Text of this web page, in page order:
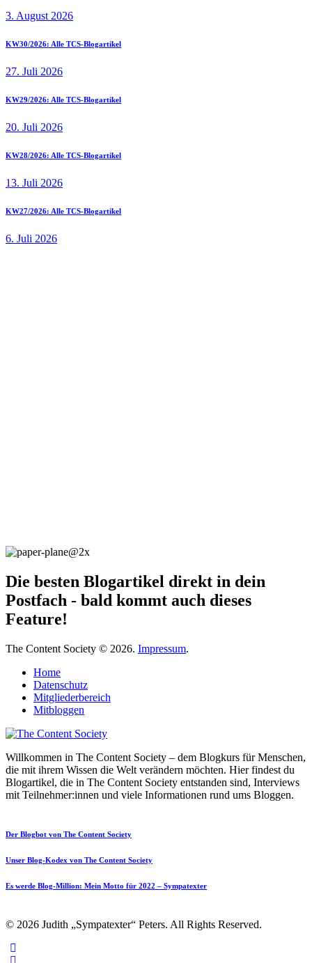
3. August 2026
KW30/2026: Alle TCS-Blogartikel
27. Juli 2026
KW29/2026: Alle TCS-Blogartikel
20. Juli 2026
KW28/2026: Alle TCS-Blogartikel
13. Juli 2026
KW27/2026: Alle TCS-Blogartikel
6. Juli 2026
Die besten Blogartikel direkt in dein
Postfach - bald kommt auch dieses
Feature!
The Content Society © 2026. Impressum.
Home
Datenschutz
Mitgliederbereich
Mitbloggen
Willkommen in The Content Society – dem Blogkurs für Menschen,
die mit ihrem Wissen die Welt verändern möchten. Hier findest du
Blogartikel, die in The Content Society entstanden sind, Interviews
mit Teilnehmer:innen und viele Informationen rund ums Bloggen.
Der Blogbot von The Content Society
Unser Blog-Kodex von The Content Society
Es werde Blog-Million: Mein Motto für 2022 – Sympatexter
© 2026 Judith „Sympatexter“ Peters. All Rights Reserved.